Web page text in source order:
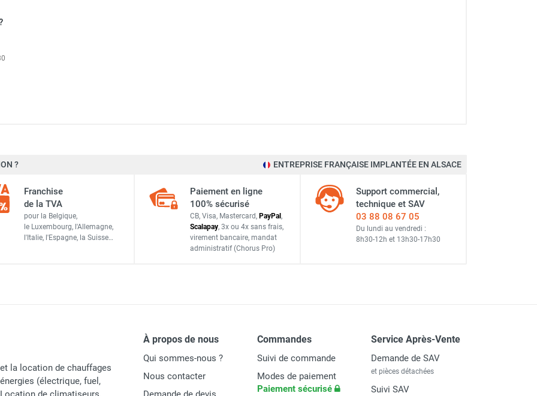
ASTA NK 200 BIANCA (22030)
Italie
? ENTREPRISE FRANÇAISE IMPLANTÉE EN ALSACE
Franchise
de la TVA
pour la Belgique,
le Luxembourg, l'Allemagne,
l'Italie, l'Espagne, la Suisse…
Paiement en ligne
100% sécurisé
CB, Visa, Mastercard, PayPal ,
Scalapay, 3x ou 4x sans frais,
virement bancaire, mandat
administratif (Chorus Pro)
Support commercial,
technique et SAV
03 88 08 67 05
Du lundi au vendredi :
8h30-12h et 13h30-17h30
la location de chauffages
(électrique, fuel,
À propos de nous
Qui sommes-nous ?
Nous contacter
Commandes
Suivi de commande
Modes de paiement
Paiement sécurisé
Service Après-Vente
Demande de SAV
et pièces détachées
Suivi SAV